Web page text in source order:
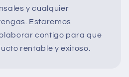
y cualquier
Estaremos
contigo para que
rentable y exitoso.